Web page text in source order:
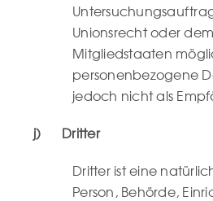
Unionsrecht oder
Mitgliedstaaten
personenbezogene
jedoch nicht als
j) Dritter
Dritter ist eine
Person, Behörde,